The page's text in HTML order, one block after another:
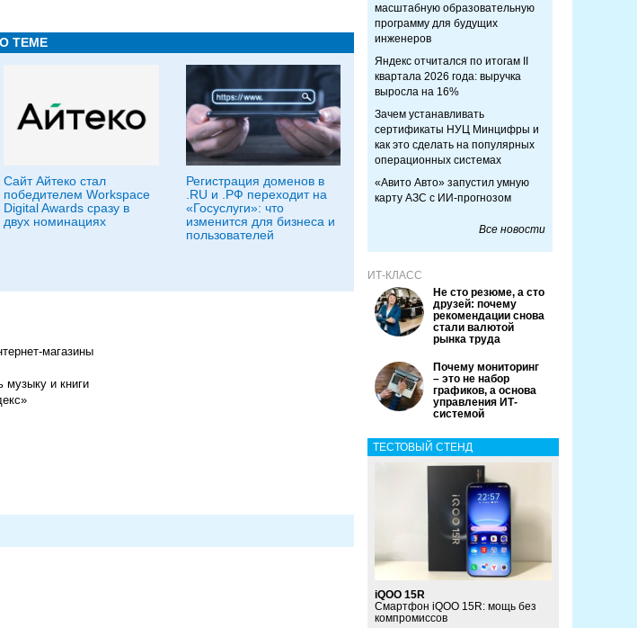
ТЕМЕ
Сайт Айтеко стал
победителем Workspace
Digital Awards сразу в
двух номинациях
Регистрация доменов в
.RU и .РФ переходит на
«Госуслуги»: что
изменится для бизнеса и
пользователей
магазины
музыку и книги
масштабную образовательную
программу для будущих
инженеров
Яндекс отчитался по итогам II
квартала 2026 года: выручка
выросла на 16%
Зачем устанавливать
сертификаты НУЦ Минцифры и
как это сделать на популярных
операционных системах
«Авито Авто» запустил умную
карту АЗС с ИИ-прогнозом
Все новости
ИТ-КЛАСС
Не сто резюме, а сто
друзей: почему
рекомендации снова
стали валютой
рынка труда
Почему мониторинг
– это не набор
графиков, а основа
управления ИТ-
системой
ТЕСТОВЫЙ СТЕНД
iQOO 15R
Смартфон iQOO 15R: мощь без
компромиссов